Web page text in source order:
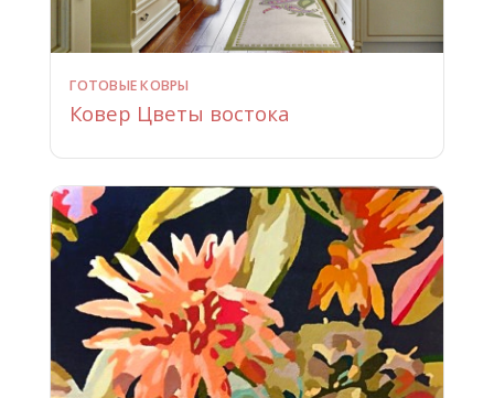
ГОТОВЫЕ КОВРЫ
Ковер Цветы востока